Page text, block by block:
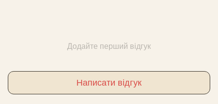
Додайте перший відгук
Написати відгук